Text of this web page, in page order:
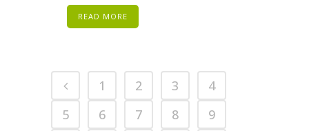
READ MORE
1 2 3
4
5
6 7 8
9